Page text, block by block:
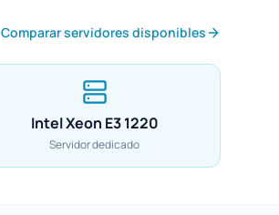
Comparar servidores disponibles
Intel Xeon E3 1220
Servidor dedicado